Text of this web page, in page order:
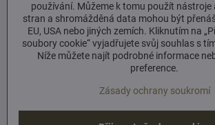
info​@italskeprosecco​.cz
Informace
Facebook
používání. Můžeme k tomu použít nástroje
stran a shromážděná data mohou být
EU, USA nebo jiných zemích. Kliknutím na
soubory cookie“ vyjadřujete svůj souhlas s
Níže můžete najít podrobné informace
preference.
Zásady ochrany soukromí